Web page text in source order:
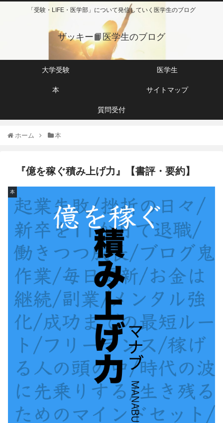
「受験・LIFE・医学部」について発信していく医学生のブログ
ザッキー📙医学生のブログ
大学受験 医学生
本 サイトマップ
質問受付
ホーム 本
『億を稼ぐ積み上げ力』【書評・要約】
本